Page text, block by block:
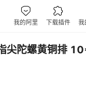
尖陀螺黄铜排